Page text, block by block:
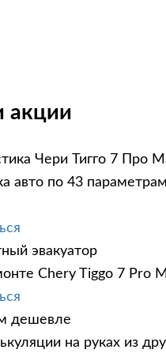
акции
Чери Тигго 7 Про
авто по 43 параметрам
эвакуатор
Chery Tiggo 7 Pro
дешевле
на руках из